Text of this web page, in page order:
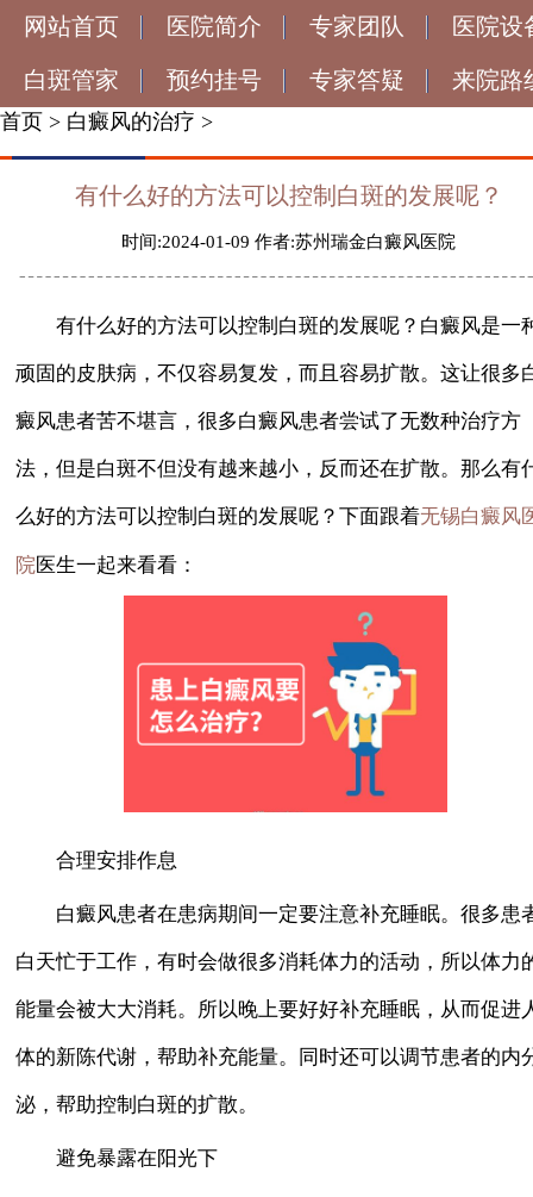
网站首页 医院简介 专家团队 医院设
白斑管家 预约挂号 专家答疑 来院路
首页 > 白癜风的治疗 >
有什么好的方法可以控制白斑的发展呢？
时间:2024-01-09 作者:苏州瑞金白癜风医院
有什么好的方法可以控制白斑的发展呢？白癜风是一
顽固的皮肤病，不仅容易复发，而且容易扩散。这让很多
癜风患者苦不堪言，很多白癜风患者尝试了无数种治疗方
法，但是白斑不但没有越来越小，反而还在扩散。那么有
么好的方法可以控制白斑的发展呢？下面跟着无锡白癜风
院医生一起来看看：
合理安排作息
白癜风患者在患病期间一定要注意补充睡眠。很多患
白天忙于工作，有时会做很多消耗体力的活动，所以体力
能量会被大大消耗。所以晚上要好好补充睡眠，从而促进
体的新陈代谢，帮助补充能量。同时还可以调节患者的内
泌，帮助控制白斑的扩散。
避免暴露在阳光下